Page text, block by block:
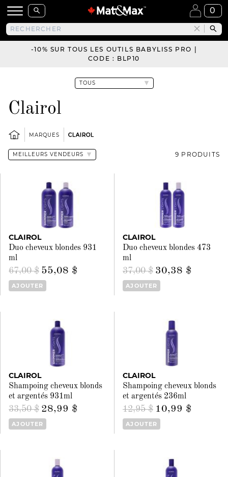
0
-10% SUR TOUS LES OUTILS BABYLISS PRO |
CODE : BLP10
Clairol
MARQUES CLAIROL
9 PRODUITS
CLAIROL
Duo cheveux blondes 931
ml
67,00 $ 55,08 $
AJOUTER
CLAIROL
Duo cheveux blondes 473
ml
37,00 $ 30,38 $
AJOUTER
CLAIROL
Shampoing cheveux blonds
et argentés 931ml
33,50 $ 28,99 $
AJOUTER
CLAIROL
Shampoing cheveux blonds
et argentés 236ml
12,95 $ 10,99 $
AJOUTER